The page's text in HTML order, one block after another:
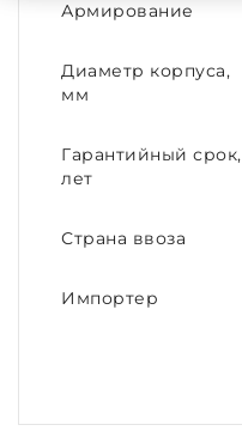
Армирование
Диаметр корпуса,
мм
Гарантийный срок,
лет
Страна ввоза
Импортер